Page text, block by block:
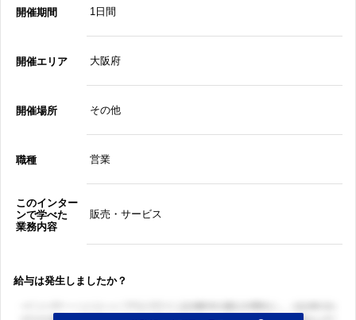
開催期間 1日間
開催エリア 大阪府
開催場所 その他
職種 営業
このインター
ンで学べた
業務内容
販売・サービス
給与は発生しましたか？